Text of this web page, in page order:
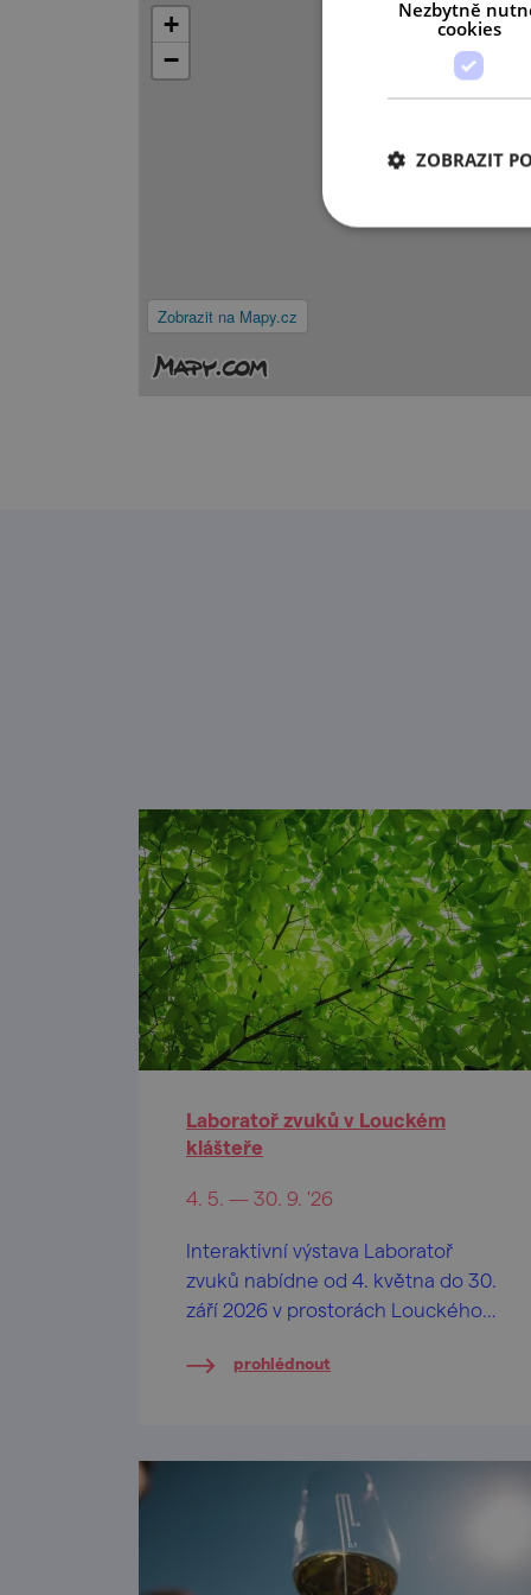
Zobrazit na Mapy.cz
+
−
Laboratoř zvuků v Louckém
klášteře
4. 5. — 30. 9. '26
Interaktivní výstava Laboratoř
zvuků nabídne od 4. května do 30.
září 2026 v prostorách Louckého
propojující hudbu, fyziku a
prohlédnout
Nezbytně
cookies
ZOBRAZIT